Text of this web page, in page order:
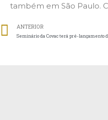
também em São Paulo.
ANTERIOR